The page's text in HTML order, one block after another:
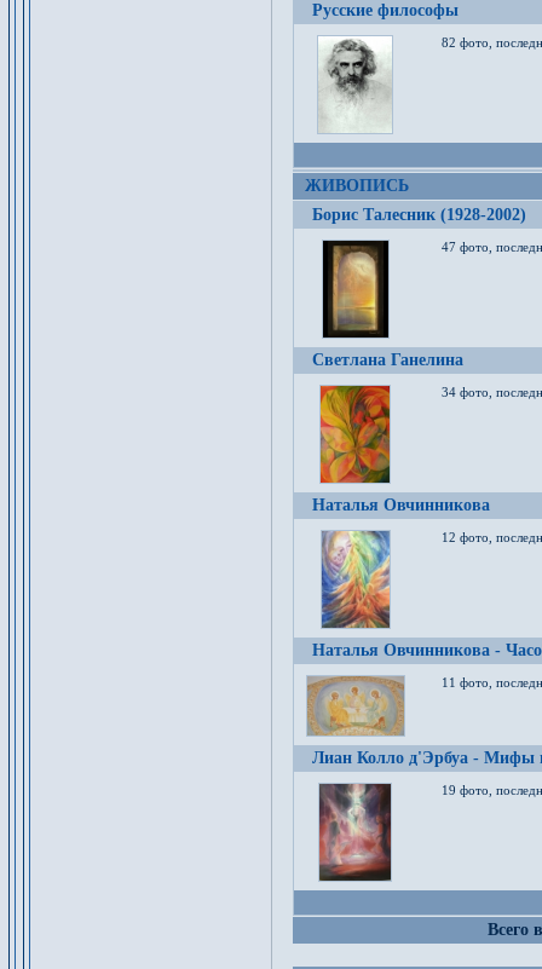
Русские философы
82 фото,
ЖИВОПИСЬ
Борис Талесник (1928-2002)
47 фото,
Светлана Ганелина
34 фото,
Наталья Овчинникова
12 фото,
Наталья Овчинникова -
11 фото,
Лиан Колло д'Эрбуа - Мифы
19 фото,
Всего